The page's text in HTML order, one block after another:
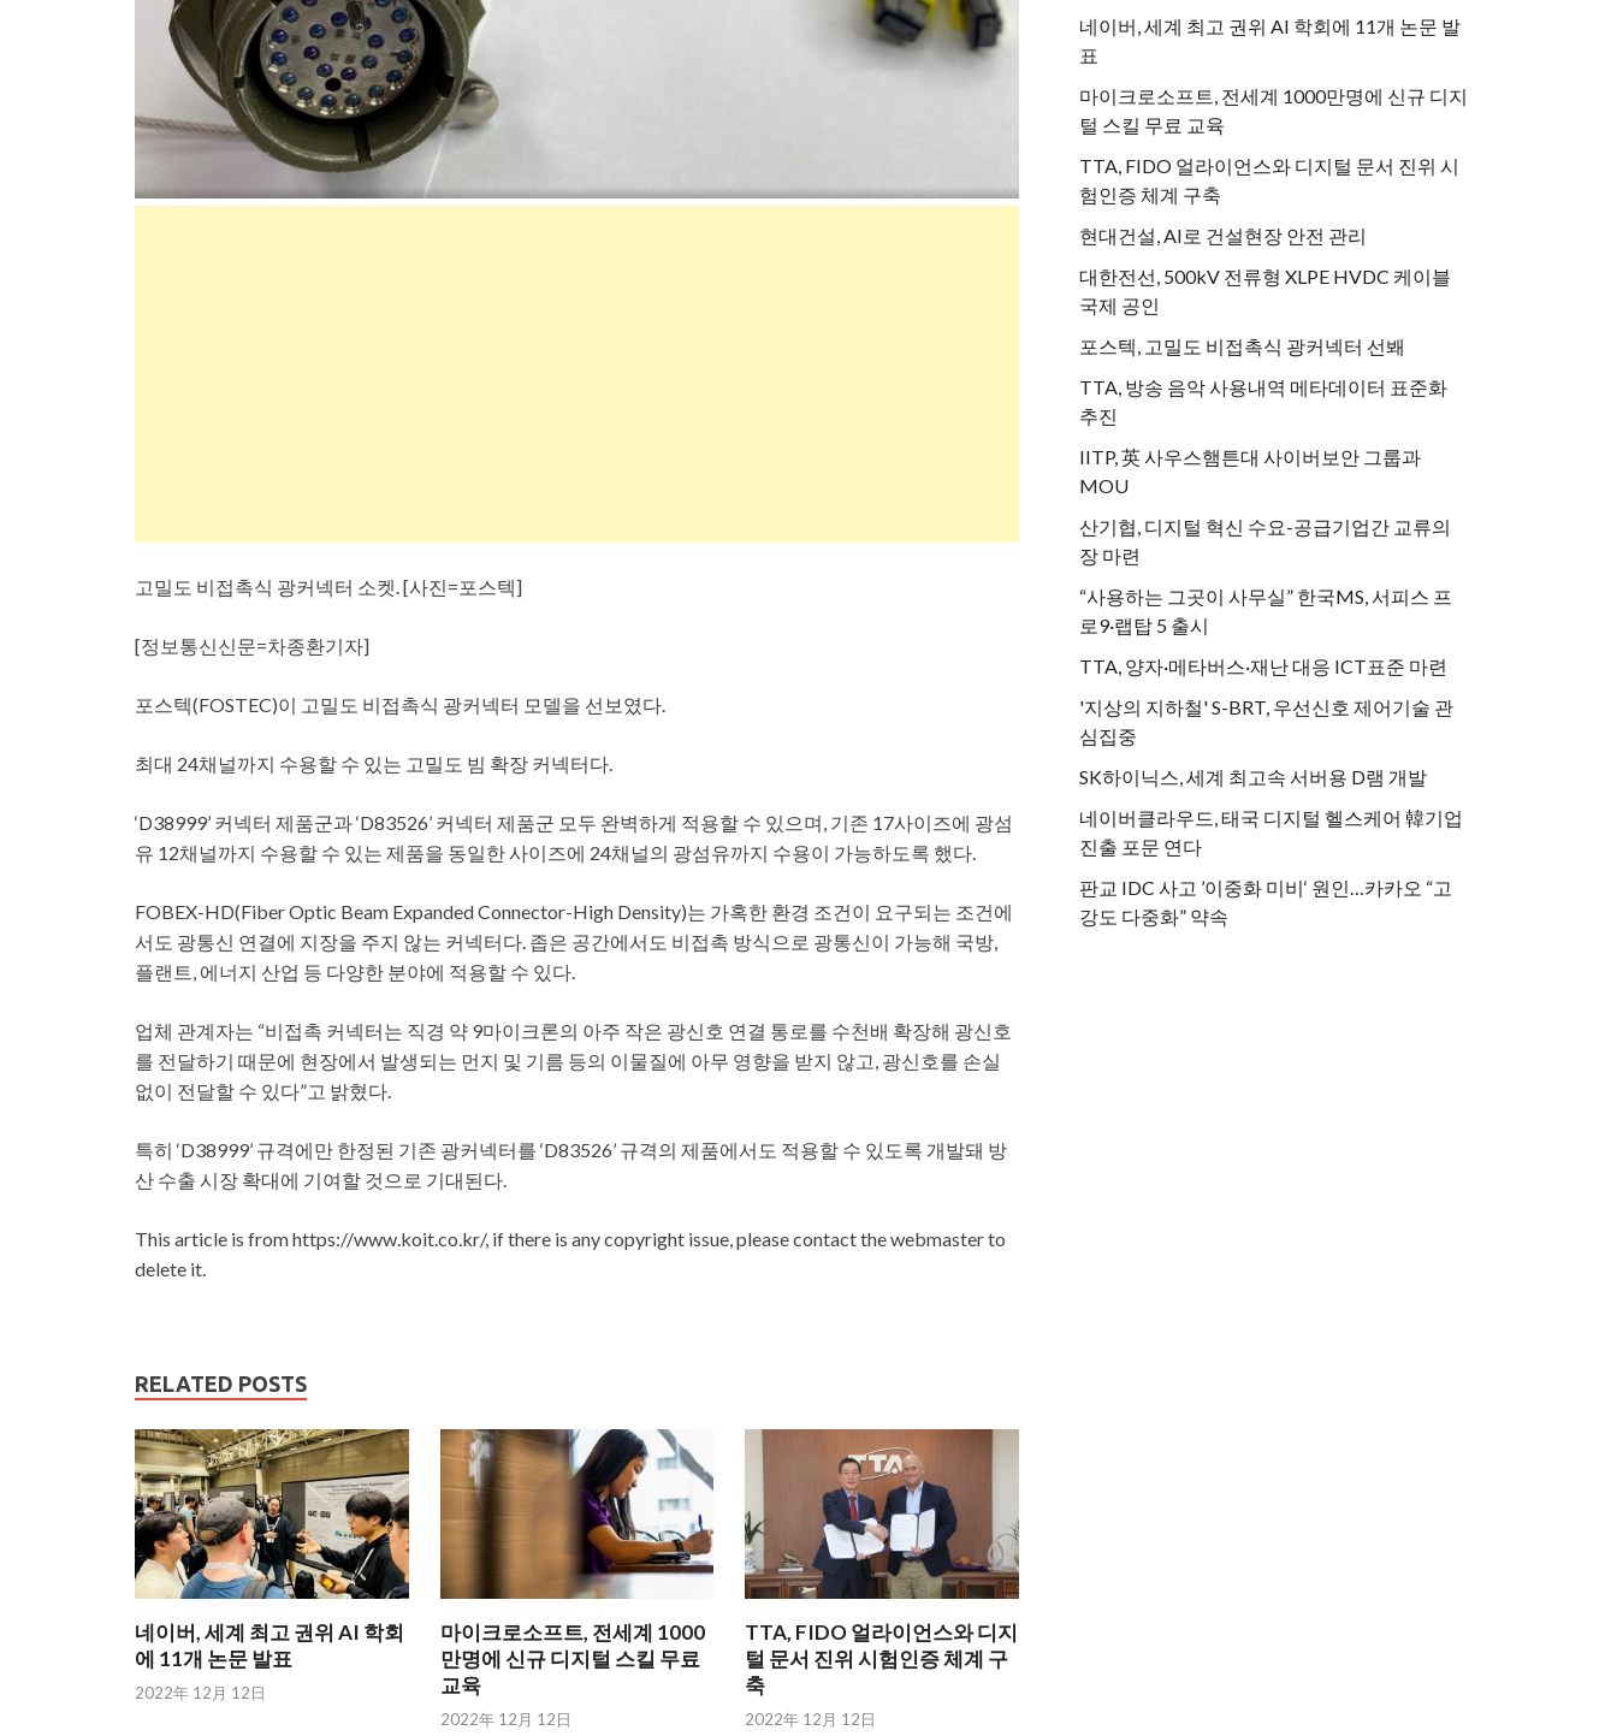
고밀도 비접촉식 광커넥터 소켓. [사진=포스텍]
[정보통신신문=차종환기자]
포스텍(FOSTEC)이 고밀도 비접촉식 광커넥터 모델을 선보였다.
최대 24채널까지 수용할 수 있는 고밀도 빔 확장 커넥터다.
‘D38999’ 커넥터 제품군과 ‘D83526’ 커넥터 제품군 모두 완벽하게 적용할 수 있으며, 기존 17사이즈에 광섬
유 12채널까지 수용할 수 있는 제품을 동일한 사이즈에 24채널의 광섬유까지 수용이 가능하도록 했다.
FOBEX-HD(Fiber Optic Beam Expanded Connector-High Density)는 가혹한 환경 조건이 요구되는 조건에
서도 광통신 연결에 지장을 주지 않는 커넥터다. 좁은 공간에서도 비접촉 방식으로 광통신이 가능해 국방,
플랜트, 에너지 산업 등 다양한 분야에 적용할 수 있다.
업체 관계자는 “비접촉 커넥터는 직경 약 9마이크론의 아주 작은 광신호 연결 통로를 수천배 확장해 광신호
를 전달하기 때문에 현장에서 발생되는 먼지 및 기름 등의 이물질에 아무 영향을 받지 않고, 광신호를 손실
없이 전달할 수 있다”고 밝혔다.
특히 ‘D38999’ 규격에만 한정된 기존 광커넥터를 ‘D83526’ 규격의 제품에서도 적용할 수 있도록 개발돼 방
산 수출 시장 확대에 기여할 것으로 기대된다.
This article is from https://www.koit.co.kr/, if there is any copyright issue, please contact the webmaster to
delete it.
RELATED POSTS
네이버, 세계 최고 권위 AI 학회
에 11개 논문 발표
2022年 12月 12日
마이크로소프트, 전세계 1000
만명에 신규 디지털 스킬 무료
교육
2022年 12月 12日
TTA, FIDO 얼라이언스와 디지
털 문서 진위 시험인증 체계 구
축
2022年 12月 12日
네이버, 세계 최고 권위 AI 학회에 11개 논문 발
표
마이크로소프트, 전세계 1000만명에 신규 디지
털 스킬 무료 교육
TTA, FIDO 얼라이언스와 디지털 문서 진위 시
험인증 체계 구축
현대건설, AI로 건설현장 안전 관리
대한전선, 500kV 전류형 XLPE HVDC 케이블
국제 공인
포스텍, 고밀도 비접촉식 광커넥터 선봬
TTA, 방송 음악 사용내역 메타데이터 표준화
추진
IITP, 英 사우스햄튼대 사이버보안 그룹과
MOU
산기협, 디지털 혁신 수요-공급기업간 교류의
장 마련
“사용하는 그곳이 사무실” 한국MS, 서피스 프
로9·랩탑 5 출시
TTA, 양자·메타버스·재난 대응 ICT표준 마련
'지상의 지하철' S-BRT, 우선신호 제어기술 관
심집중
SK하이닉스, 세계 최고속 서버용 D램 개발
네이버클라우드, 태국 디지털 헬스케어 韓기업
진출 포문 연다
판교 IDC 사고 ’이중화 미비‘ 원인…카카오 “고
강도 다중화” 약속